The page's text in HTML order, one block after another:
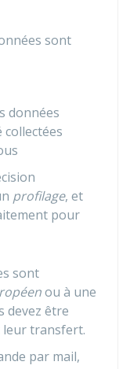
sont
données
profilage, et
pour
sont
ou à une
devez être
leur transfert.
par mail,